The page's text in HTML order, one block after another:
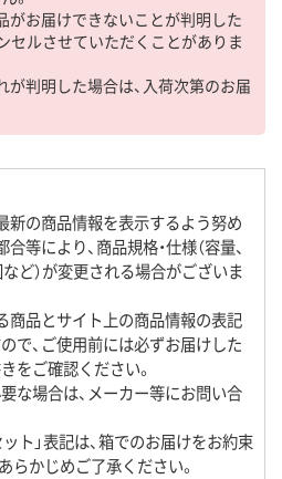
がお届けできないことが判明した
セルさせていただくことがありま
が判明した場合は、入荷次第のお届
新の商品情報を表示するよう努め
等により、商品規格・仕様（容量、
ど）が変更される場合がございま
商品とサイト上の商品情報の表記
で、ご使用前には必ずお届けした
をご確認ください。
な場合は、メーカー等にお問い合
ト」表記は、箱でのお届けをお約束
らかじめご了承ください。